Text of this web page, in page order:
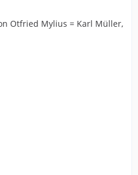
Otfried Mylius = Karl Müller,